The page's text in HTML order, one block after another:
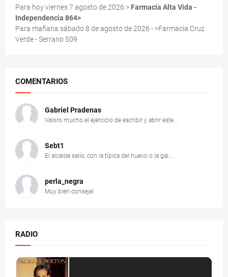
Para hoy viernes 7 agosto de 2026 > Farmacia Alta Vida -
Independencia 864>
Para mañana sábado 8 de agosto de 2026 - >Farmacia Cruz
Verde - Serrano 509
COMENTARIOS
Gabriel Pradenas
Valoro mucho el ejercicio de escribir y abrir este...
Sebt1
El alcalde salío, con la típica del huevo o la gal...
perla_negra
Muy bien consejal
RADIO